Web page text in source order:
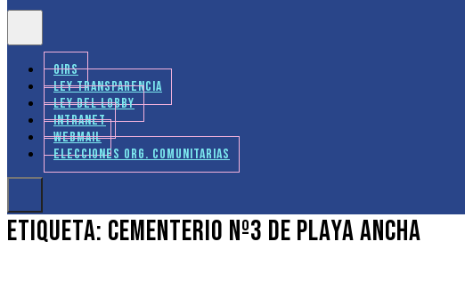
OIRS
LEY TRANSPARENCIA
LEY DEL LOBBY
INTRANET
WEBMAIL
ELECCIONES ORG. COMUNITARIAS
Etiqueta: Cementerio Nº3 de Playa Ancha